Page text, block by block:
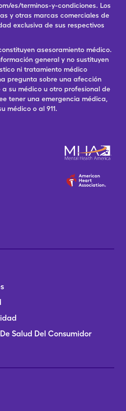
es/terminos-y-condiciones. Los
y otras marcas comerciales de
exclusiva de sus respectivos
asesoramiento médico.
general y no sustituyen
ni tratamiento médico
pregunta sobre una afección
su médico u otro profesional de
tener una emergencia médica,
médico o al 911.
Salud Del Consumidor